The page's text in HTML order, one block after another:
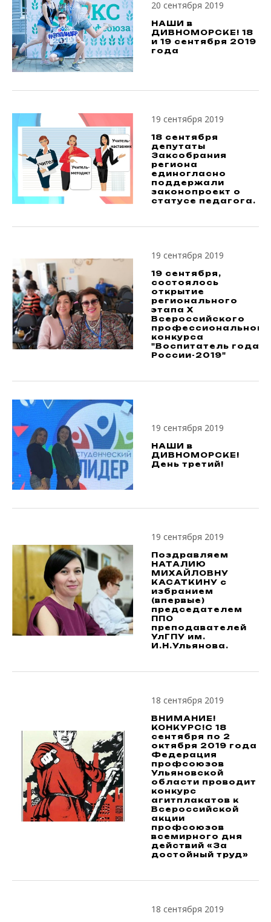
20 сентября 2019
НАШИ в
ДИВНОМОРСКЕ! 18
и 19 сентября 2019
года
19 сентября 2019
18 сентября
депутаты
Заксобрания
региона
единогласно
поддержали
законопроект о
статусе педагога.
19 сентября 2019
19 сентября,
состоялось
открытие
регионального
этапа X
Всероссийского
профессионального
конкурса
"Воспитатель года
России-2019"
19 сентября 2019
НАШИ в
ДИВНОМОРСКЕ!
День третий!
19 сентября 2019
Поздравляем
НАТАЛИЮ
МИХАЙЛОВНУ
КАСАТКИНУ с
избранием
(впервые)
председателем
ППО
преподавателей
УлГПУ им.
И.Н.Ульянова.
18 сентября 2019
ВНИМАНИЕ!
КОНКУРС!С 18
сентября по 2
октября 2019 года
Федерация
профсоюзов
Ульяновской
области проводит
конкурс
агитплакатов к
Всероссийской
акции
профсоюзов
всемирного дня
действий «За
достойный труд»
18 сентября 2019